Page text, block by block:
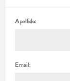
Apellido:
Email: